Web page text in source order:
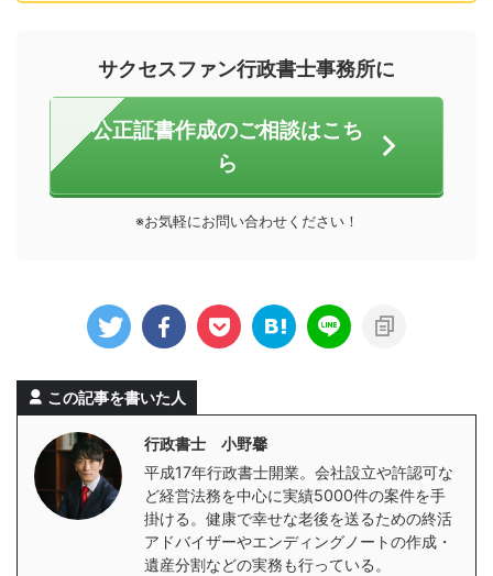
サクセスファン行政書士事務所に
公正証書作成のご相談はこち
ら
※お気軽にお問い合わせください！
この記事を書いた人
行政書士 小野馨
平成17年行政書士開業。会社設立や許認可な
ど経営法務を中心に実績5000件の案件を手
掛ける。健康で幸せな老後を送るための終活
アドバイザーやエンディングノートの作成・
遺産分割などの実務も行っている。